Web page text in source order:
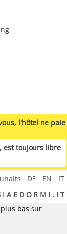
l'hôtel ne paie
est toujours libre
IT
EN
DE
I A E D O R M I . I T
bas sur